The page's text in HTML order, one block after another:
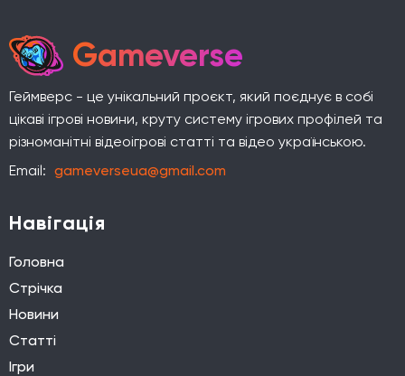
Gameverse
Геймверс - це унікальний проєкт, який поєднує в собі
цікаві ігрові новини, круту систему ігрових профілей та
різноманітні відеоігрові статті та відео українською.
Email: gameverseua@gmail.com
Навігація
Головна
Стрічка
Новини
Статті
Ігри